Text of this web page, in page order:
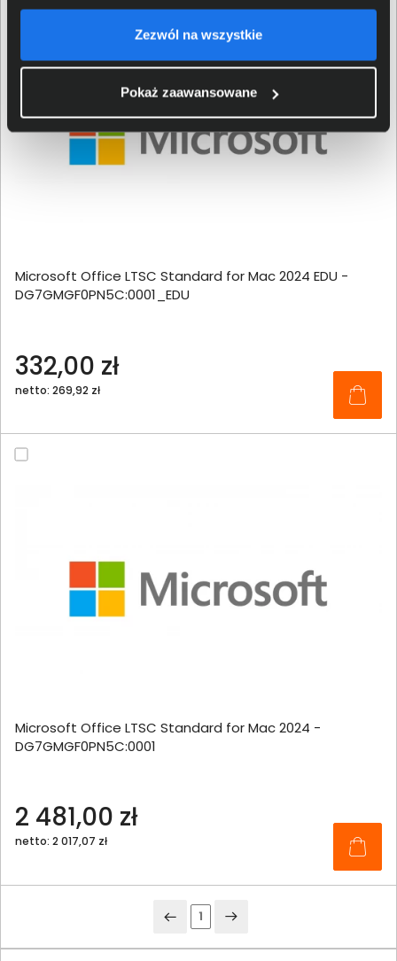
Zezwól na wszystkie
Pokaż zaawansowane
Microsoft Office LTSC Standard for Mac 2024 EDU -
DG7GMGF0PN5C:0001_EDU
332,00 zł
netto: 269,92 zł
Microsoft Office LTSC Standard for Mac 2024 -
DG7GMGF0PN5C:0001
2 481,00 zł
netto: 2 017,07 zł
1